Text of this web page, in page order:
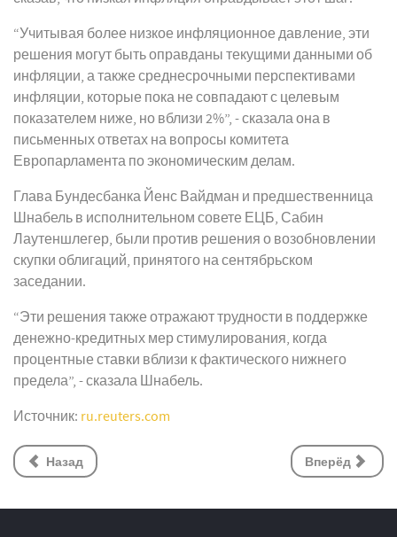
“Учитывая более низкое инфляционное давление, эти
решения могут быть оправданы текущими данными об
инфляции, а также среднесрочными перспективами
инфляции, которые пока не совпадают с целевым
показателем ниже, но вблизи 2%”, - сказала она в
письменных ответах на вопросы комитета
Европарламента по экономическим делам.
Глава Бундесбанка Йенс Вайдман и предшественница
Шнабель в исполнительном совете ЕЦБ, Сабин
Лаутеншлегер, были против решения о возобновлении
скупки облигаций, принятого на сентябрьском
заседании.
“Эти решения также отражают трудности в поддержке
денежно-кредитных мер стимулирования, когда
процентные ставки вблизи к фактического нижнего
предела”, - сказала Шнабель.
Источник: ru.reuters.com
Назад Вперёд